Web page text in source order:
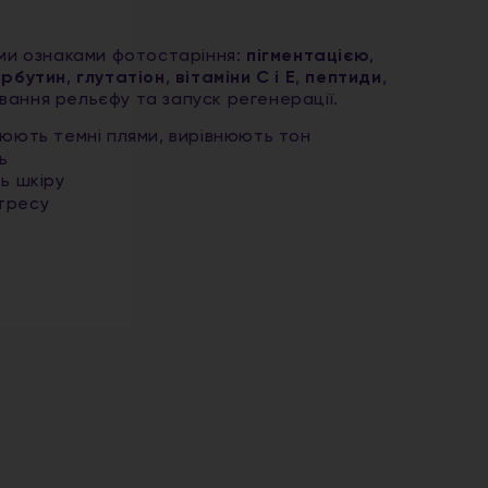
ознаками фотостаріння: пігментацією,
, глутатіон, вітаміни С і Е, пептиди,
рельєфу та запуск регенерації.
темні плями, вирівнюють тон
шкіру